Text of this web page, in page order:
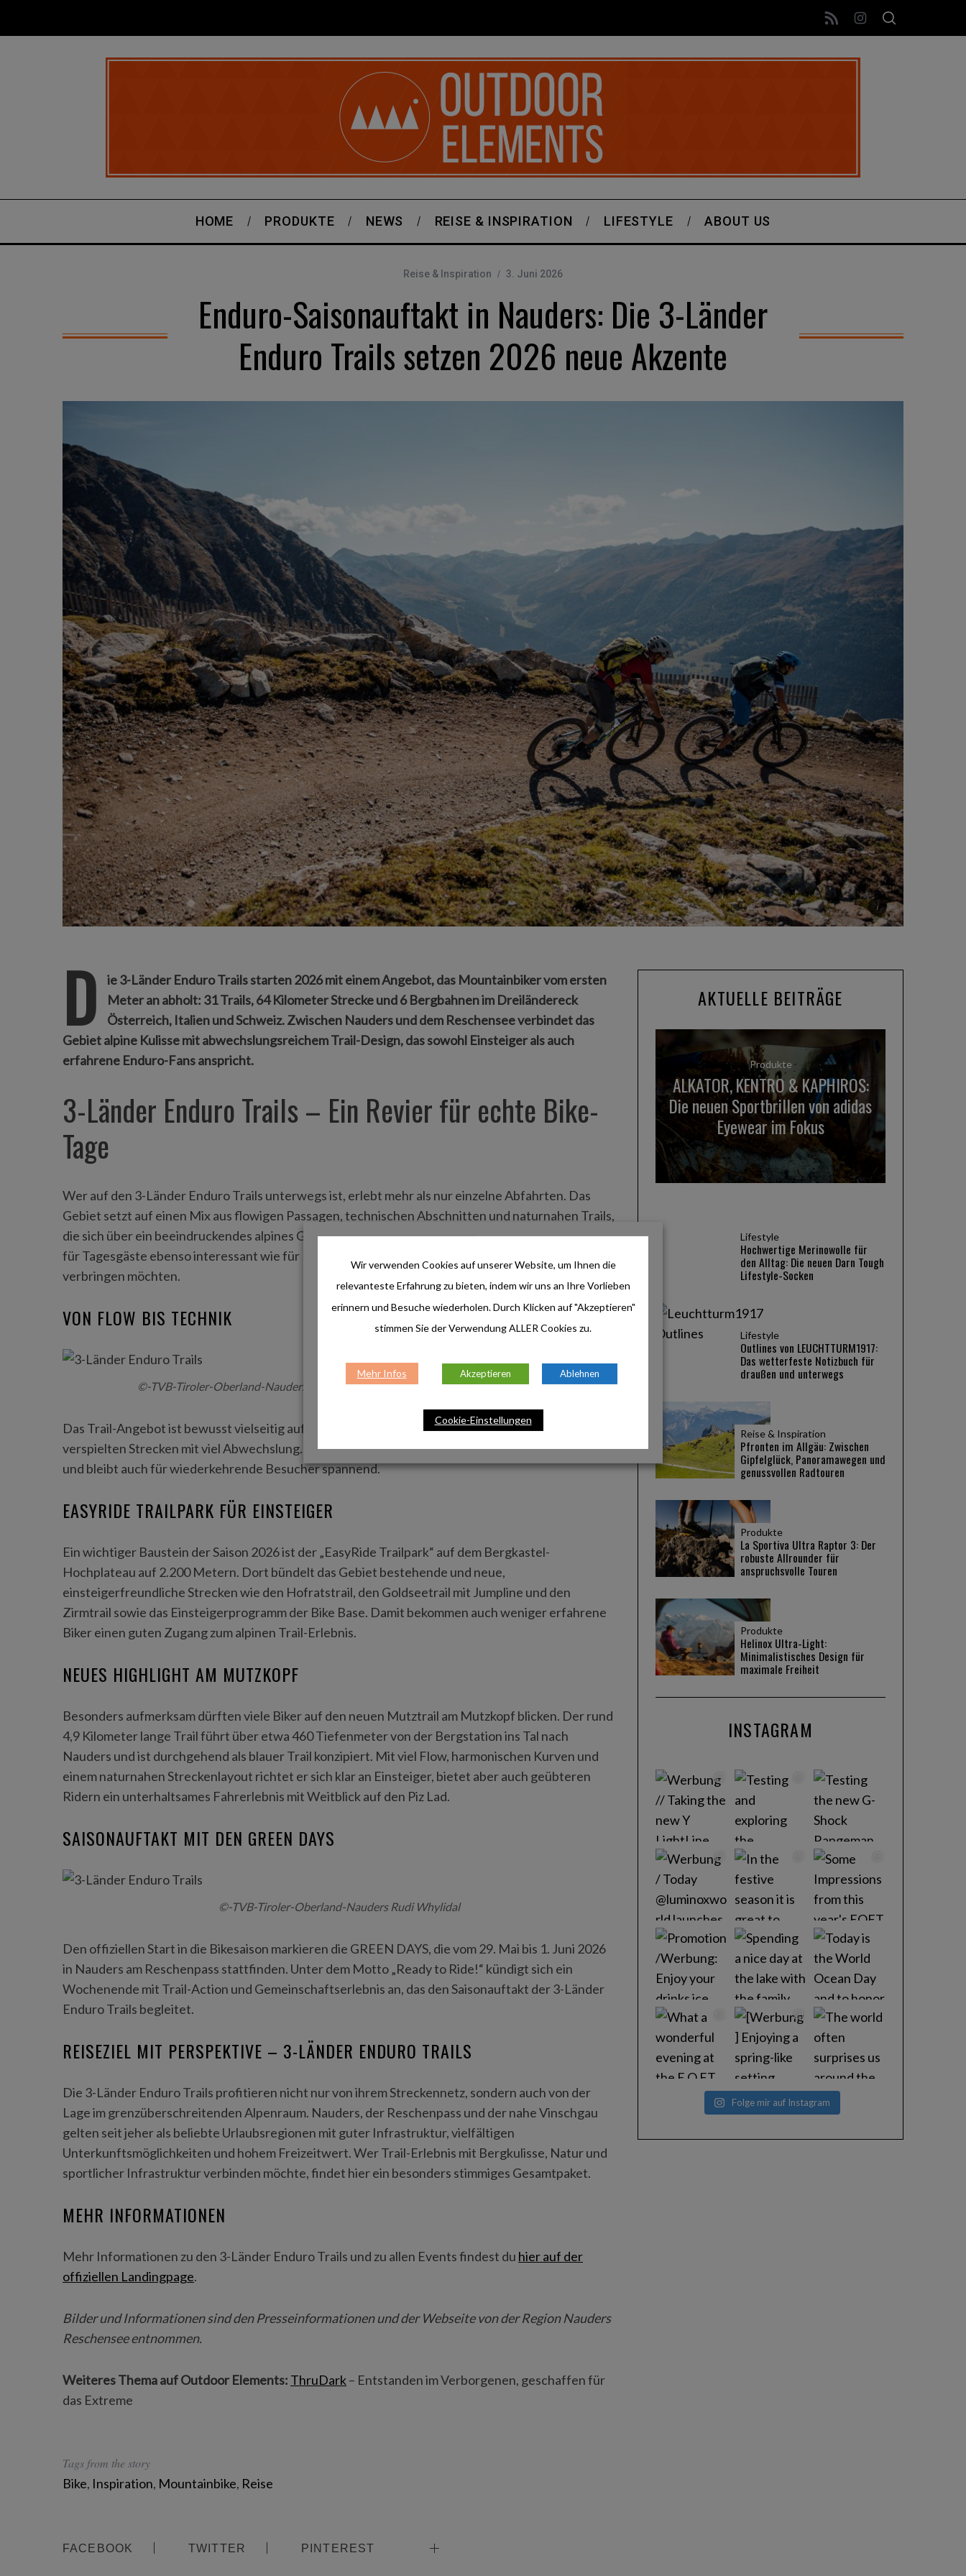
HOME PRODUKTE NEWS REISE & INSPIRATION LIFESTYLE ABOUT US
Reise & Inspiration 3. Juni 2026
Enduro-Saisonauftakt in Nauders: Die 3-Länder
Enduro Trails setzen 2026 neue Akzente
D
ie 3-Länder Enduro Trails starten 2026 mit einem Angebot, das Mountainbiker vom ersten
Meter an abholt: 31 Trails, 64 Kilometer Strecke und 6 Bergbahnen im Dreiländereck
Österreich, Italien und Schweiz. Zwischen Nauders und dem Reschensee verbindet das
Gebiet alpine Kulisse mit abwechslungsreichem Trail-Design, das sowohl Einsteiger als auch
erfahrene Enduro-Fans anspricht.
3-Länder Enduro Trails – Ein Revier für echte Bike-
Tage
Wer auf den 3-Länder Enduro Trails unterwegs ist, erlebt mehr als nur einzelne Abfahrten. Das
Gebiet setzt auf einen Mix aus flowigen Passagen, technischen Abschnitten und naturnahen Trails,
die sich über ein beeindruckendes alpines Gelände ziehen. Genau dieser Wechsel macht die Region
für Tagesgäste ebenso interessant wie für Bike-Urlauber, die mehrere Tage auf den Trails
verbringen möchten.
VON FLOW BIS TECHNIK
©-TVB-Tiroler-Oberland-Nauders Flo Albert Michael Venier und Chris Riefenberg
Das Trail-Angebot ist bewusst vielseitig aufgebaut. Es reicht von schnellen Abfahrten bis zu
verspielten Strecken mit viel Abwechslung. Damit spricht das Gebiet unterschiedliche Fahrstile an
und bleibt auch für wiederkehrende Besucher spannend.
EASYRIDE TRAILPARK FÜR EINSTEIGER
Ein wichtiger Baustein der Saison 2026 ist der „EasyRide Trailpark“ auf dem Bergkastel-
Hochplateau auf 2.200 Metern. Dort bündelt das Gebiet bestehende und neue,
einsteigerfreundliche Strecken wie den Hofratstrail, den Goldseetrail mit Jumpline und den
Zirmtrail sowie das Einsteigerprogramm der Bike Base. Damit bekommen auch weniger erfahrene
Biker einen guten Zugang zum alpinen Trail-Erlebnis.
NEUES HIGHLIGHT AM MUTZKOPF
Besonders aufmerksam dürften viele Biker auf den neuen Mutztrail am Mutzkopf blicken. Der rund
4,9 Kilometer lange Trail führt über etwa 460 Tiefenmeter von der Bergstation ins Tal nach
Nauders und ist durchgehend als blauer Trail konzipiert. Mit viel Flow, harmonischen Kurven und
einem naturnahen Streckenlayout richtet er sich klar an Einsteiger, bietet aber auch geübteren
Ridern ein unterhaltsames Fahrerlebnis mit Weitblick auf den Piz Lad.
SAISONAUFTAKT MIT DEN GREEN DAYS
©-TVB-Tiroler-Oberland-Nauders Rudi Whylidal
Den offiziellen Start in die Bikesaison markieren die GREEN DAYS, die vom 29. Mai bis 1. Juni 2026
in Nauders am Reschenpass stattfinden. Unter dem Motto „Ready to Ride!“ kündigt sich ein
Wochenende mit Trail-Action und Gemeinschaftserlebnis an, das den Saisonauftakt der 3-Länder
Enduro Trails begleitet.
REISEZIEL MIT PERSPEKTIVE – 3-LÄNDER ENDURO TRAILS
Die 3-Länder Enduro Trails profitieren nicht nur von ihrem Streckennetz, sondern auch von der
Lage im grenzüberschreitenden Alpenraum. Nauders, der Reschenpass und der nahe Vinschgau
gelten seit jeher als beliebte Urlaubsregionen mit guter Infrastruktur, vielfältigen
Unterkunftsmöglichkeiten und hohem Freizeitwert. Wer Trail-Erlebnis mit Bergkulisse, Natur und
sportlicher Infrastruktur verbinden möchte, findet hier ein besonders stimmiges Gesamtpaket.
MEHR INFORMATIONEN
Mehr Informationen zu den 3-Länder Enduro Trails und zu allen Events findest du hier auf der
offiziellen Landingpage.
Bilder und Informationen sind den Presseinformationen und der Webseite von der Region Nauders
Reschensee entnommen.
Weiteres Thema auf Outdoor Elements: ThruDark– Entstanden im Verborgenen, geschaffen für
das Extreme
Tags from the story
Bike, Inspiration, Mountainbike, Reise
FACEBOOK TWITTER PINTEREST
AKTUELLE BEITRÄGE
Produkte
ALKATOR, KENTRO & KAPHIROS:
Die neuen Sportbrillen von adidas
Eyewear im Fokus
Lifestyle
Hochwertige Merinowolle für
den Alltag: Die neuen Darn Tough
Lifestyle-Socken
Lifestyle
Outlines von LEUCHTTURM1917:
Das wetterfeste Notizbuch für
draußen und unterwegs
Reise & Inspiration
Pfronten im Allgäu: Zwischen
Gipfelglück, Panoramawegen und
genussvollen Radtouren
Produkte
La Sportiva Ultra Raptor 3: Der
robuste Allrounder für
anspruchsvolle Touren
Produkte
Helinox Ultra-Light:
Minimalistisches Design für
maximale Freiheit
INSTAGRAM
Folge mir auf Instagram
c
h
f
:
Wir verwenden Cookies auf unserer Website, um Ihnen die
relevanteste Erfahrung zu bieten, indem wir uns an Ihre Vorlieben
erinnern und Besuche wiederholen. Durch Klicken auf "Akzeptieren"
stimmen Sie der Verwendung ALLER Cookies zu.
Mehr Infos Akzeptieren Ablehnen
Cookie-Einstellungen